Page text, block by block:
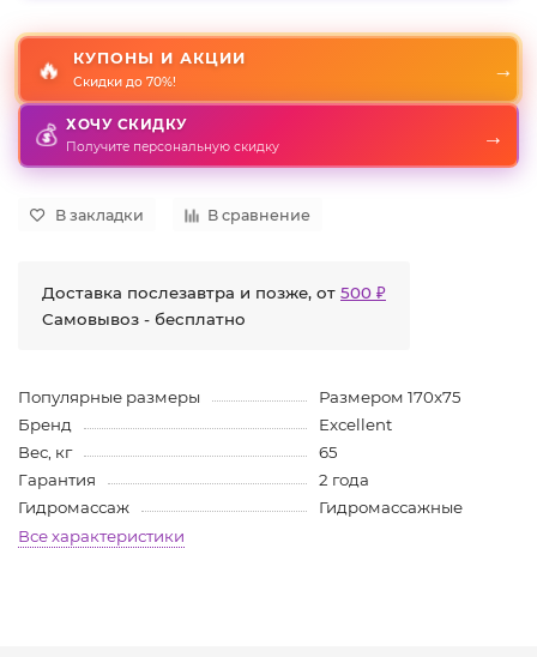
🔥 КУПОНЫ И АКЦИИ
Скидки до 70%!
→
💰 ХОЧУ СКИДКУ
Получите персональную скидку →
В закладки В сравнение
Доставка послезавтра и позже, от 500 ₽
Самовывоз - бесплатно
Популярные размеры
Размером 170x75
Бренд
Excellent
Вес, кг
65
Гарантия
2 года
Гидромассаж
Гидромассажные
Все характеристики